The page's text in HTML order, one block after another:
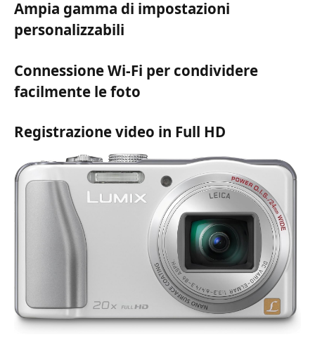
Ampia gamma di impostazioni
personalizzabili
Connessione Wi-Fi per condividere
facilmente le foto
Registrazione video in Full HD